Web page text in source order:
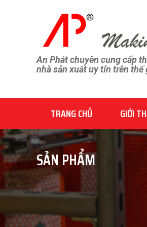
An Phát chuyên cung cấp
nhà sản xuất uy tín trên thế
TRANG CHỦ GIỚI
SẢN PHẨM